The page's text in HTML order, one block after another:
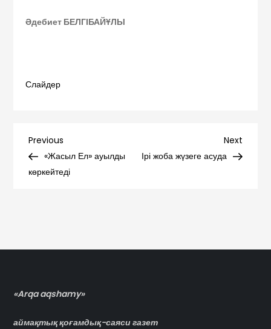
Әдебиет БЕЛГІБАЙҰЛЫ
Слайдер
Навигация
по
Previous
Post
Previous
«Жасыл Ел» ауылды
көркейтеді
Next
Post
Next
Ірі жоба жүзеге асуда
«Arqa aqshamy»
аймақтық қоғамдық-саяси газет